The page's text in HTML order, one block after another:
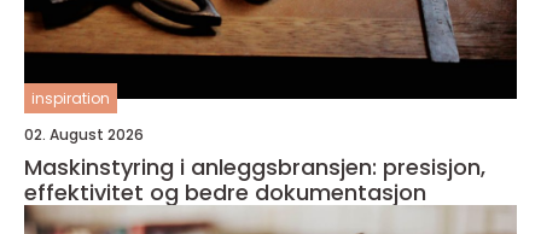
inspiration
02. August 2026
Maskinstyring i anleggsbransjen: presisjon,
effektivitet og bedre dokumentasjon